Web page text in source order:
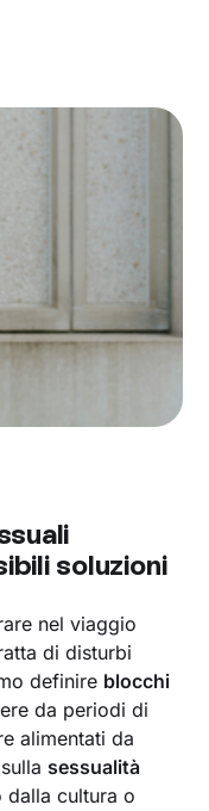
soluzioni
nel viaggio
di disturbi
definire blocchi
da periodi di
alimentati da
sessualità
dalla cultura o